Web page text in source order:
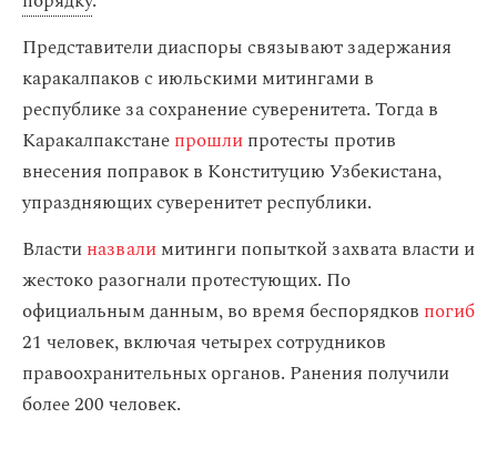
Представители диаспоры связывают задержания
каракалпаков с июльскими митингами в
республике за сохранение суверенитета. Тогда в
Каракалпакстанепрошлипротесты против
внесения поправок в Конституцию Узбекистана,
упраздняющих суверенитет республики.
Властиназвалимитинги попыткой захвата власти и
жестоко разогнали протестующих. По
официальным данным, во время беспорядков погиб
21 человек, включая четырех сотрудников
правоохранительных органов. Ранения получили
более 200 человек.